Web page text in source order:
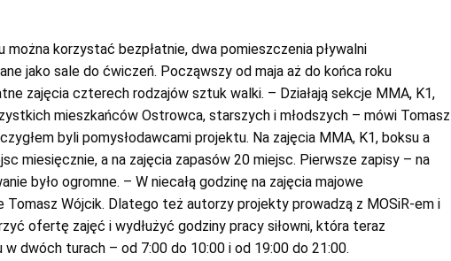
można korzystać bezpłatnie, dwa pomieszczenia pływalni
jako sale do ćwiczeń. Począwszy od maja aż do końca roku
zajęcia czterech rodzajów sztuk walki. – Działają sekcje MMA, K1,
mieszkańców Ostrowca, starszych i młodszych – mówi Tomasz
byli pomysłodawcami projektu. Na zajęcia MMA, K1, boksu a
miesięcznie, a na zajęcia zapasów 20 miejsc. Pierwsze zapisy – na
było ogromne. – W niecałą godzinę na zajęcia majowe
Tomasz Wójcik. Dlatego też autorzy projekty prowadzą z MOSiR-em i
ofertę zajęć i wydłużyć godziny pracy siłowni, która teraz
w dwóch turach – od 7:00 do 10:00 i od 19:00 do 21:00.